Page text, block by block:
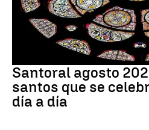
Santoral agosto
santos que se
día a día